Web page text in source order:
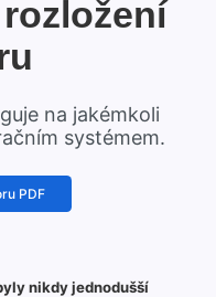
na jakémkoli
systémem.
PDF
nikdy jednodušší